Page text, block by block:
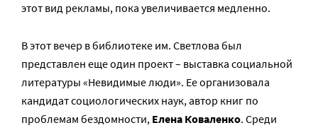
этот вид рекламы, пока увеличивается медленно.
В этот вечер в библиотеке им. Светлова был
представлен еще один проект – выставка социальной
литературы «Невидимые люди». Ее организовала
кандидат социологических наук, автор книг по
проблемам бездомности, Елена Коваленко. Среди